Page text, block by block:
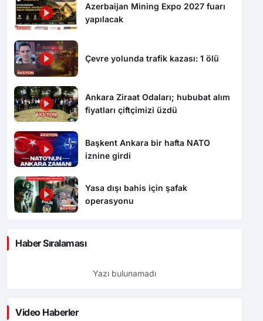
Azerbaijan Mining Expo 2027 fuarı
yapılacak
Çevre yolunda trafik kazası: 1 ölü
Ankara Ziraat Odaları; hububat alım
fiyatları çiftçimizi üzdü
Başkent Ankara bir hafta NATO
iznine girdi
Yasa dışı bahis için şafak
operasyonu
Haber Sıralaması
Yazı bulunamadı
Video Haberler